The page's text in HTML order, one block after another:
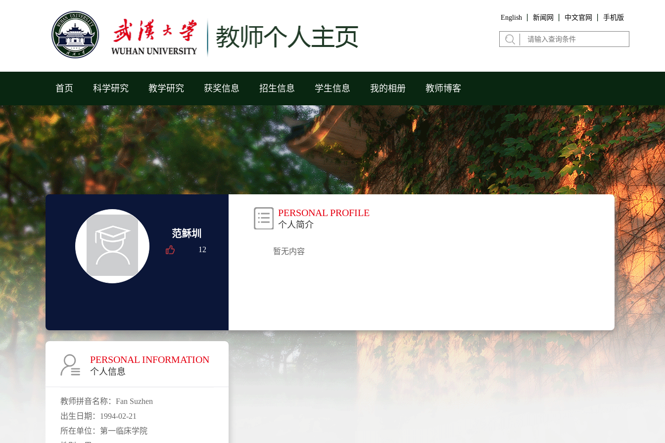
English 新闻网 中文官网 手机版
首页 科学研究 教学研究 获奖信息 招生信息 学生信息 我的相册 教师博客
范稣圳
12
PERSONAL PROFILE
个人简介
暂无内容
PERSONAL INFORMATION
个人信息
教师拼音名称： Fan Suzhen
出生日期： 1994-02-21
所在单位： 第一临床学院